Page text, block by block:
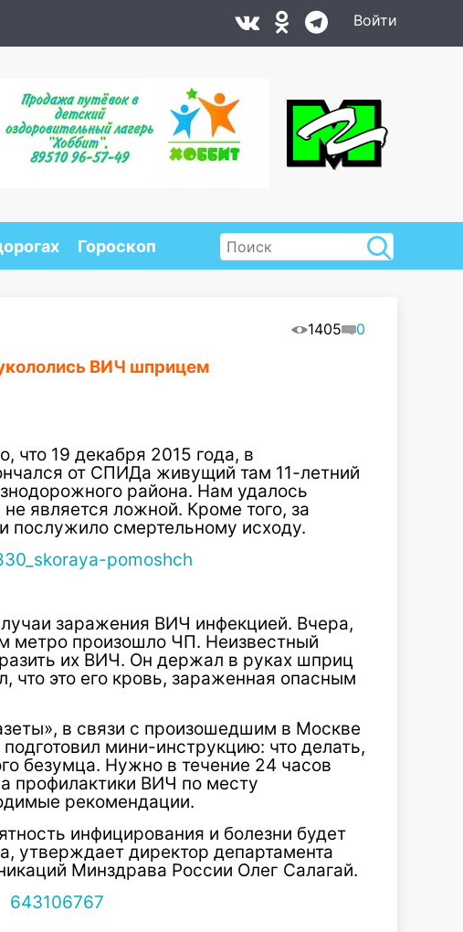
Войти
Гороскоп
1405 0
ВИЧ шприцем
что 19 декабря 2015 года, в
от СПИДа живущий там 11-летний
района. Нам удалось
является ложной. Кроме того, за
послужило смертельному исходу.
заражения ВИЧ инфекцией. Вчера,
метро произошло ЧП. Неизвестный
их ВИЧ. Он держал в руках шприц
это его кровь, зараженная опасным
в связи с произошедшим в Москве
мини-инструкцию: что делать,
безумца. Нужно в течение 24 часов
профилактики ВИЧ по месту
рекомендации.
инфицирования и болезни будет
утверждает директор департамента
Минздрава России Олег Салагай.